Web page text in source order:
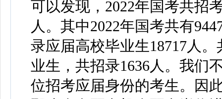
可以发现，2022年国考共招
人。其中2022年国考共有
录应届高校毕业生18717人
业生，共招录1636人。我们
位招考应届身份的考生。因